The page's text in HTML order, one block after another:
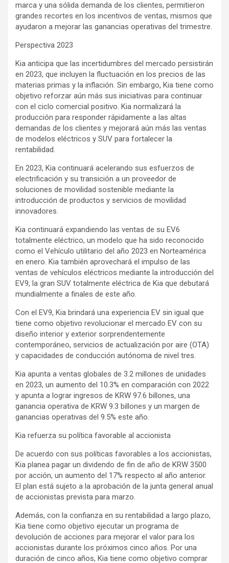
marca y una sólida demanda de los clientes, permitieron
grandes recortes en los incentivos de ventas, mismos que
ayudaron a mejorar las ganancias operativas del trimestre.
Perspectiva 2023
Kia anticipa que las incertidumbres del mercado persistirán
en 2023, que incluyen la fluctuación en los precios de las
materias primas y la inflación. Sin embargo, Kia tiene como
objetivo reforzar aún más sus iniciativas para continuar
con el ciclo comercial positivo. Kia normalizará la
producción para responder rápidamente a las altas
demandas de los clientes y mejorará aún más las ventas
de modelos eléctricos y SUV para fortalecer la
rentabilidad.
En 2023, Kia continuará acelerando sus esfuerzos de
electrificación y su transición a un proveedor de
soluciones de movilidad sostenible mediante la
introducción de productos y servicios de movilidad
innovadores.
Kia continuará expandiendo las ventas de su EV6
totalmente eléctrico, un modelo que ha sido reconocido
como el Vehículo utilitario del año 2023 en Norteamérica
en enero. Kia también aprovechará el impulso de las
ventas de vehículos eléctricos mediante la introducción del
EV9, la gran SUV totalmente eléctrica de Kia que debutará
mundialmente a finales de este año.
Con el EV9, Kia brindará una experiencia EV sin igual que
tiene como objetivo revolucionar el mercado EV con su
diseño interior y exterior sorprendentemente
contemporáneo, servicios de actualización por aire (OTA)
y capacidades de conducción autónoma de nivel tres.
Kia apunta a ventas globales de 3.2 millones de unidades
en 2023, un aumento del 10.3% en comparación con 2022
y apunta a lograr ingresos de KRW 97.6 billones, una
ganancia operativa de KRW 9.3 billones y un margen de
ganancias operativas del 9.5% este año.
Kia refuerza su política favorable al accionista
De acuerdo con sus políticas favorables a los accionistas,
Kia planea pagar un dividendo de fin de año de KRW 3500
por acción, un aumento del 17% respecto al año anterior.
El plan está sujeto a la aprobación de la junta general anual
de accionistas prevista para marzo.
Además, con la confianza en su rentabilidad a largo plazo,
Kia tiene como objetivo ejecutar un programa de
devolución de acciones para mejorar el valor para los
accionistas durante los próximos cinco años. Por una
duración de cinco años, Kia tiene como objetivo comprar